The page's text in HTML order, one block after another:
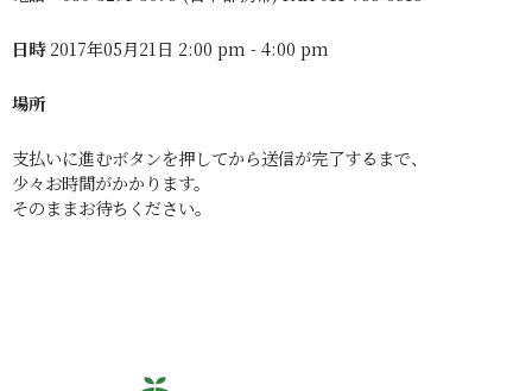
日時2017年05月21日 2:00 pm - 4:00 pm
場所
支払いに進むボタンを押してから送信が完了するまで、
少々お時間がかかります。
そのままお待ちください。